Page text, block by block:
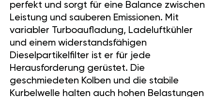
perfekt und sorgt für eine Balance zwischen
Leistung und sauberen Emissionen. Mit
variabler Turboaufladung, Ladeluftkühler
und einem widerstandsfähigen
Dieselpartikelfilter ist er für jede
Herausforderung gerüstet. Die
geschmiedeten Kolben und die stabile
Kurbelwelle halten auch hohen Belastungen